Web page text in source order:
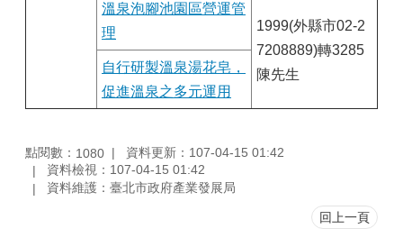
溫泉泡腳池園區營運管
理
1999(外縣市02-2
7208889)轉3285
陳先生
自行研製溫泉湯花皂，
促進溫泉之多元運用
點閱數： 1080
資料更新：107-04-15 01:42
資料檢視：107-04-15 01:42
資料維護：臺北市政府產業發展局
回上一頁